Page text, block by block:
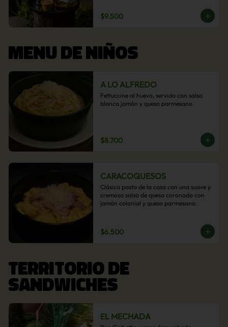
$9.500
MENU DE NIÑOS
A LO ALFREDO
Fettuccine al huevo, servido con salsa
blanca jamón y queso parmesano.
$8.700
CARACOQUESOS
Clásica pasta de la casa con una suave y
cremosa salsa de queso coronado con
jamón colonial y queso parmesano.
$6.500
TERRITORIO DE
SANDWICHES
EL MECHADA